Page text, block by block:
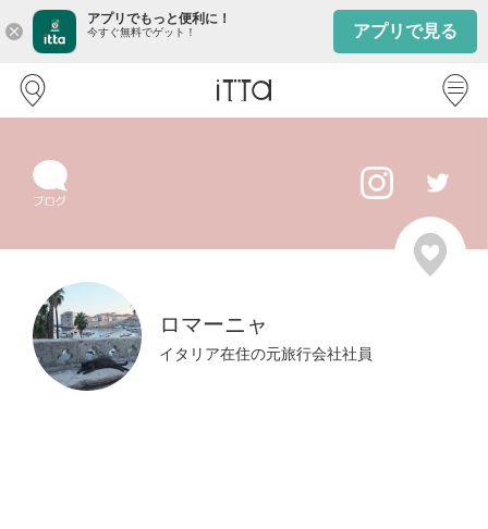
close
アプリでもっと便利に！
今すぐ無料でゲット！ アプリで見る
ロマーニャ
イタリア在住の元旅行会社社員